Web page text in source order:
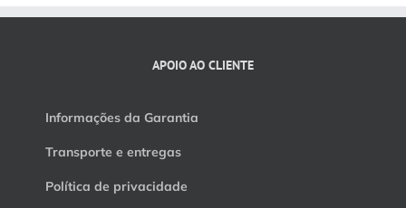
APOIO AO CLIENTE
Informações da Garantia
Transporte e entregas
Política de privacidade